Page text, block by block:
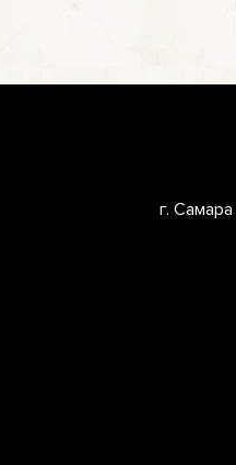
г.